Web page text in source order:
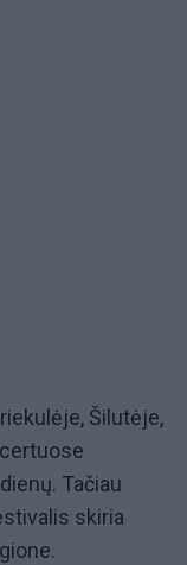
Šilutėje,
Tačiau
skiria